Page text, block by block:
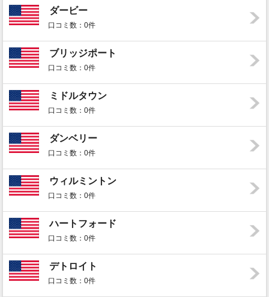
ダービー
口コミ数：0件
ブリッジポート
口コミ数：0件
ミドルタウン
口コミ数：0件
ダンベリー
口コミ数：0件
ウィルミントン
口コミ数：0件
ハートフォード
口コミ数：0件
デトロイト
口コミ数：0件